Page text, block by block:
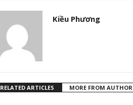
Kiều Phương
RELATED ARTICLES MORE FROM AUTHOR